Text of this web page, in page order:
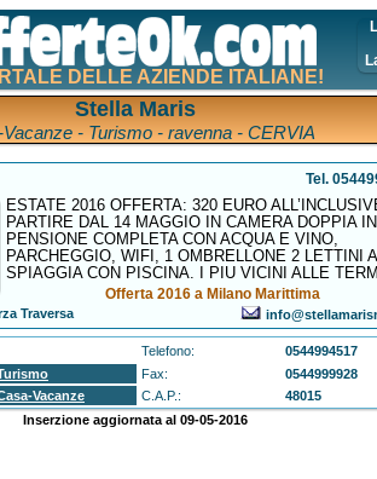
DELLE AZIENDE ITALIANE!
Stella Maris
- Turismo - ravenna - CERVIA
Tel.
ESTATE 2016 OFFERTA: 320 EURO
PARTIRE DAL 14 MAGGIO IN CAMERA DOPPIA IN
PENSIONE COMPLETA CON ACQUA E VINO,
PARCHEGGIO, WIFI, 1 OMBRELLONE 2 LETTINI A
SPIAGGIA CON PISCINA. I PIU VICINI ALLE
Offerta 2016 a Milano Marittima
Traversa
Telefono:
0544994517
Fax:
0544999928
Vacanze C.A.P.:
48015
Inserzione aggiornata al 09-05-2016